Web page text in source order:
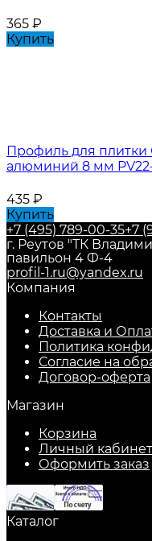
365 ₽
Купить
Профиль для
алюминий 8 мм
435 ₽
Купить
+7 (495) 789-00-35+7
г. Реутов "ТК
павильон 4 Ф-4
profil-1.ru@yandex.ru
Компания
Контакты
Доставка и
Политика
Согласие на
Договор-оферта
Магазин
Корзина
Личный кабинет
Оформить заказ
Каталог